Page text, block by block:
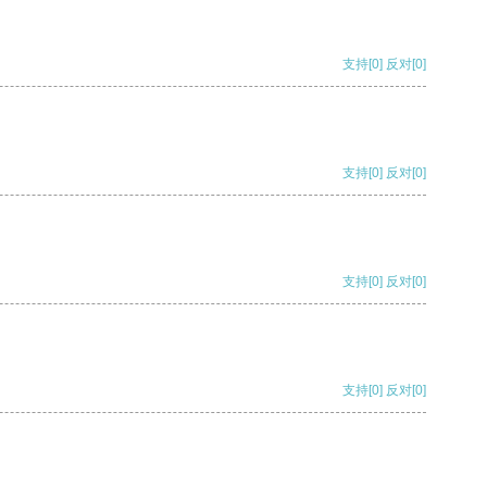
支持[0] 反对[0]
支持[0] 反对[0]
支持[0] 反对[0]
支持[0] 反对[0]